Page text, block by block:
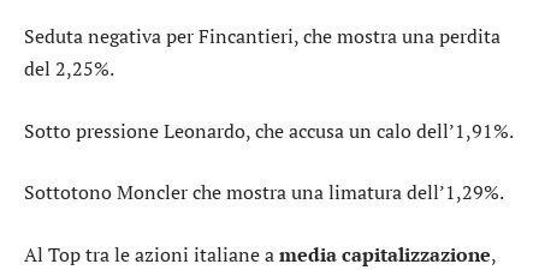
Seduta negativa perFincantieri, che mostra una perdita
del 2,25%.
Sotto pressioneLeonardo, che accusa un calo dell’1,91%.
SottotonoMonclerche mostra una limatura dell’1,29%.
Al Top tra le azioni italiane amedia capitalizzazione,